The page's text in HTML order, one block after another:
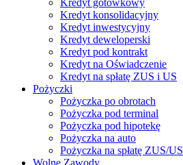
Kredyt gotówkowy
Kredyt konsolidacyjny
Kredyt inwestycyjny
Kredyt deweloperski
Kredyt pod kontrakt
Kredyt na Oświadczenie
Kredyt na spłatę ZUS i US
Pożyczki
Pożyczka po obrotach
Pożyczka pod terminal
Pożyczka pod hipotekę
Pożyczka na auto
Pożyczka na spłatę ZUS/US